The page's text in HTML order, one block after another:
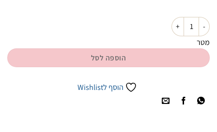
כמות של כותנה סטאן אפורים
מטר
הוספה לסל
הוסף לWishlist